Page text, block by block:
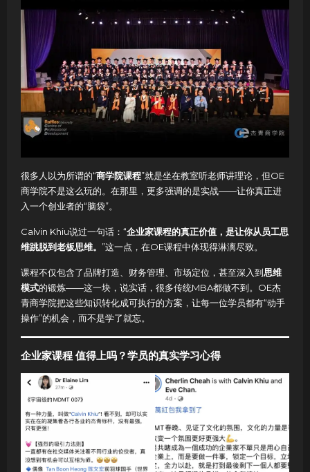
很多人以为所谓的“商学院课程”就是坐在教室听老师讲理论，但OE
商学院不是这么玩的。在那里，更多强调的是实战——让你真正进
入一个创业者的“脑袋”。
Calvin Khiu说过一句话：“企业家课程的真正价值，是让你从员工思
维跳脱到老板思维。 ”这一点，在OE课程中体现得淋漓尽致。
课程不仅包含了品牌打造、财务管理、市场定位，甚至深入到思维
模式的锻炼——这一块，说实话，很多传统MBA都做不到。OE杰
青商学院把这些知识转化成可执行的方案，让每一位学员都有“动手
操作”的机会，而不是学了就忘。
企业家课程 值得上吗？学员的真实学习心得